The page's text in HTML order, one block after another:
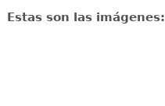
Estas son las imágenes: